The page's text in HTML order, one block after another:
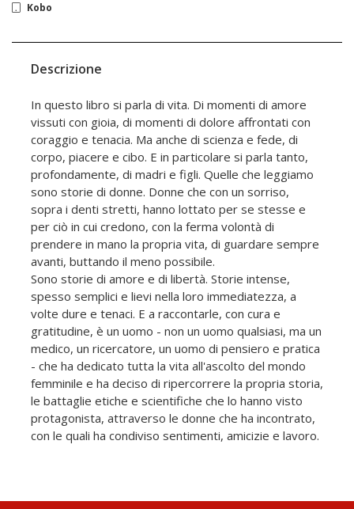
Kobo
Descrizione
In questo libro si parla di vita. Di momenti di amore
vissuti con gioia, di momenti di dolore affrontati con
coraggio e tenacia. Ma anche di scienza e fede, di
corpo, piacere e cibo. E in particolare si parla tanto,
profondamente, di madri e figli. Quelle che leggiamo
sono storie di donne. Donne che con un sorriso,
sopra i denti stretti, hanno lottato per se stesse e
per ciò in cui credono, con la ferma volontà di
prendere in mano la propria vita, di guardare sempre
avanti, buttando il meno possibile.
Sono storie di amore e di libertà. Storie intense,
spesso semplici e lievi nella loro immediatezza, a
volte dure e tenaci. E a raccontarle, con cura e
gratitudine, è un uomo - non un uomo qualsiasi, ma un
medico, un ricercatore, un uomo di pensiero e pratica
- che ha dedicato tutta la vita all'ascolto del mondo
femminile e ha deciso di ripercorrere la propria storia,
le battaglie etiche e scientifiche che lo hanno visto
protagonista, attraverso le donne che ha incontrato,
con le quali ha condiviso sentimenti, amicizie e lavoro.